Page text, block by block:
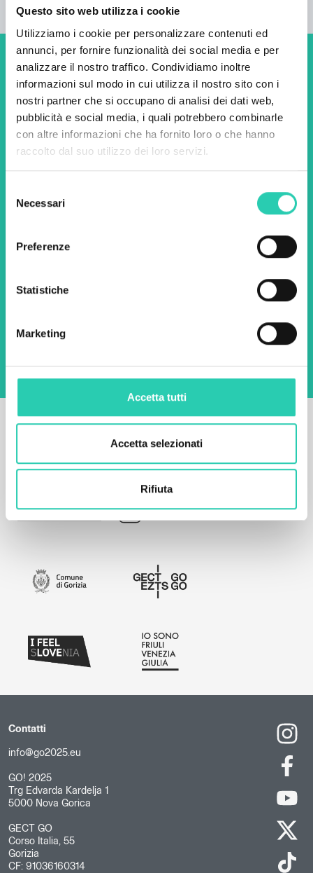
Questo sito web utilizza i cookie
Utilizziamo i cookie per personalizzare contenuti ed
annunci, per fornire funzionalità dei social media e per
analizzare il nostro traffico. Condividiamo inoltre
informazioni sul modo in cui utilizza il nostro sito con i
nostri partner che si occupano di analisi dei dati web,
pubblicità e social media, i quali potrebbero combinarle
con altre informazioni che ha fornito loro o che hanno
raccolto dal suo utilizzo dei loro servizi.
delNecessari
Preferenze
Statistiche
Marketing
Accetta tutti
Accetta selezionati
Rifiuta
Non perderti i prossimi
eventi! Iscriviti alla
newsletter di GO! 2025 per
scoprire tutte le nostre
iniziative.
sito web.
Contatti
info@go2025.eu
GO! 2025
Trg Edvarda Kardelja 1
5000 Nova Gorica
GECT GO
Corso Italia, 55
Gorizia
CF: 91036160314